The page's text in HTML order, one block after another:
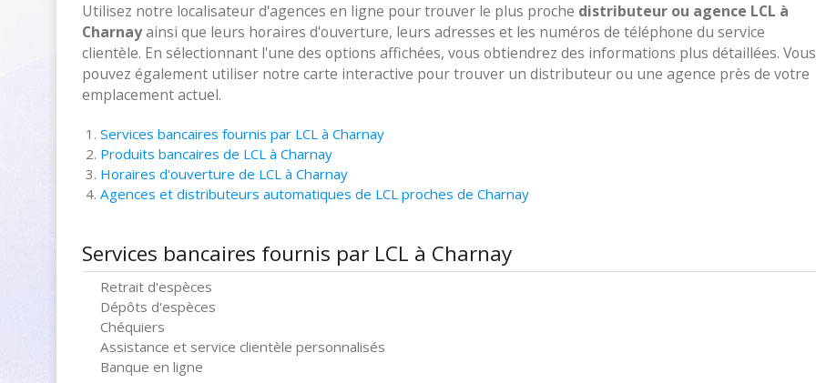
Utilisez notre localisateur d'agences en ligne pour trouver le plus proche distributeur ou agence LCL à
Charnayainsi que leurs horaires d'ouverture, leurs adresses et les numéros de téléphone du service
clientèle. En sélectionnant l'une des options affichées, vous obtiendrez des informations plus détaillées. Vous
pouvez également utiliser notre carte interactive pour trouver un distributeur ou une agence près de votre
emplacement actuel.
Services bancaires fournis par LCL à Charnay
Produits bancaires de LCL à Charnay
Horaires d'ouverture de LCL à Charnay
Agences et distributeurs automatiques de LCL proches de Charnay
Services bancaires fournis par LCL à Charnay
Retrait d'espèces
Dépôts d'espèces
Chéquiers
Assistance et service clientèle personnalisés
Banque en ligne